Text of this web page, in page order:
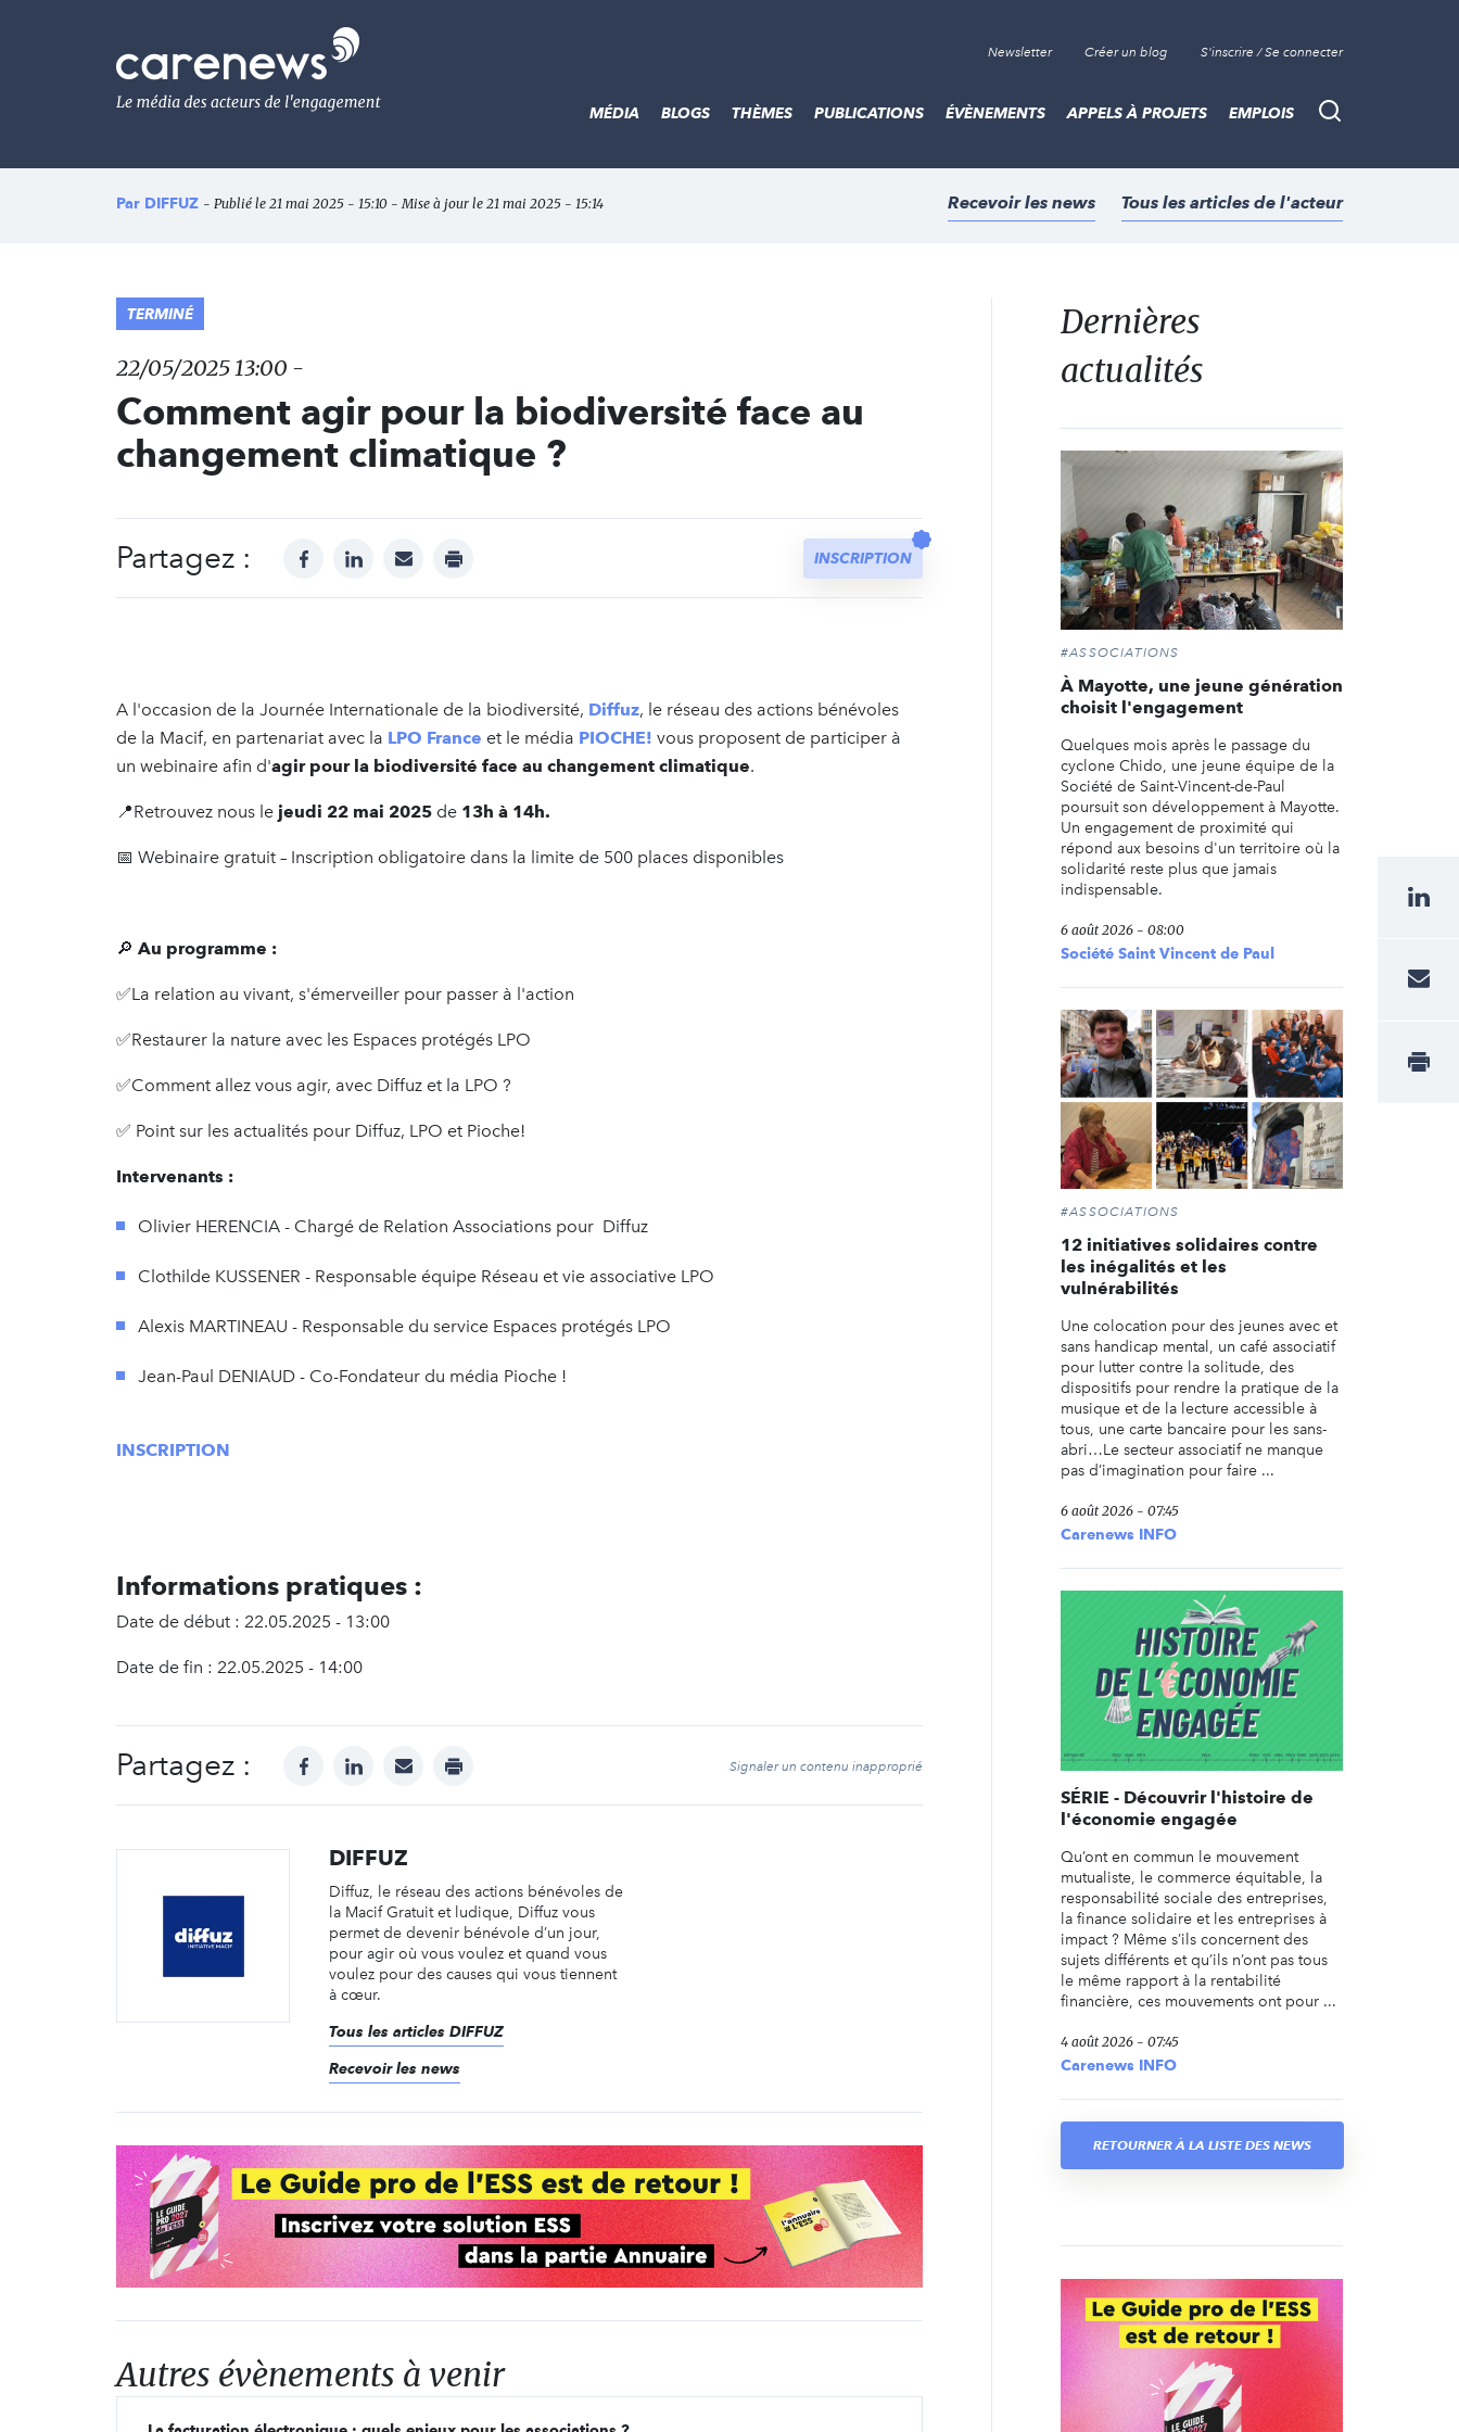
Le
média
de
l'engagement
Newsletter Créer un blog S'inscrire / Se connecter
Recherche
MÉDIA BLOGS THÈMES PUBLICATIONS ÉVÈNEMENTS APPELS À PROJETS EMPLOIS
Par DIFFUZ - Publié le 21 mai 2025 - 15:10 - Mise à jour le 21 mai 2025 - 15:14 Recevoir les news Tous les articles de l'acteur
TERMINÉ
22/05/2025 13:00 -
Comment agir pour la biodiversité face au
changement climatique ?
Partagez : facebooklinkedinmail print INSCRIPTION
A l'occasion de la Journée Internationale de la biodiversité, Diffuz, le réseau des actions bénévoles
de la Macif, en partenariat avec la LPO France et le média PIOCHE! vous proposent de participer à
un webinaire afin d'agir pour la biodiversité face au changement climatique.
📍​Retrouvez nous le jeudi 22 mai 2025 de 13h à 14h.
📅 Webinaire gratuit – Inscription obligatoire dans la limite de 500 places disponibles
🔎 Au programme :
✅La relation au vivant, s'émerveiller pour passer à l'action
✅Restaurer la nature avec les Espaces protégés LPO
✅Comment allez vous agir, avec Diffuz et la LPO ?
✅ Point sur les actualités pour Diffuz, LPO et Pioche!
Intervenants :
Olivier HERENCIA - Chargé de Relation Associations pour Diffuz
Clothilde KUSSENER - Responsable équipe Réseau et vie associative LPO
Alexis MARTINEAU - Responsable du service Espaces protégés LPO
Jean-Paul DENIAUD - Co-Fondateur du média Pioche !
INSCRIPTION
Informations pratiques :
Date de début : 22.05.2025 - 13:00
Date de fin : 22.05.2025 - 14:00
Partagez : facebooklinkedinmail print Signaler un contenu inapproprié
DIFFUZ
Diffuz, le réseau des actions bénévoles de
la Macif Gratuit et ludique, Diffuz vous
permet de devenir bénévole d’un jour,
pour agir où vous voulez et quand vous
voulez pour des causes qui vous tiennent
à cœur.
Tous les articles DIFFUZ
Recevoir les news
Autres évènements à venir
Dernières
actualités
#ASSOCIATIONS
À Mayotte, une jeune génération
choisit l'engagement
Quelques mois après le passage du
cyclone Chido, une jeune équipe de la
Société de Saint-Vincent-de-Paul
poursuit son développement à Mayotte.
Un engagement de proximité qui
répond aux besoins d'un territoire où la
solidarité reste plus que jamais
indispensable.
6 août 2026 - 08:00
Société Saint Vincent de Paul
#ASSOCIATIONS
12 initiatives solidaires contre
les inégalités et les
vulnérabilités
Une colocation pour des jeunes avec et
sans handicap mental, un café associatif
pour lutter contre la solitude, des
dispositifs pour rendre la pratique de la
musique et de la lecture accessible à
tous, une carte bancaire pour les sans-
abri…Le secteur associatif ne manque
pas d’imagination pour faire ...
6 août 2026 - 07:45
Carenews INFO
SÉRIE - Découvrir l'histoire de
l'économie engagée
Qu’ont en commun le mouvement
mutualiste, le commerce équitable, la
responsabilité sociale des entreprises,
la finance solidaire et les entreprises à
impact ? Même s’ils concernent des
sujets différents et qu’ils n’ont pas tous
le même rapport à la rentabilité
financière, ces mouvements ont pour ...
4 août 2026 - 07:45
Carenews INFO
RETOURNER À LA LISTE DES NEWS